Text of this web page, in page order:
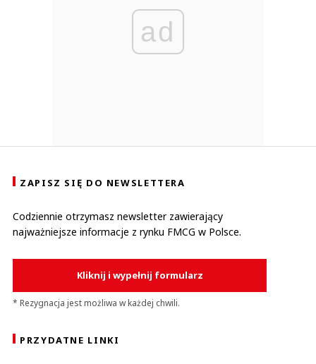
ad
ZAPISZ SIĘ DO NEWSLETTERA
Codziennie otrzymasz newsletter zawierający
najważniejsze informacje z rynku FMCG w Polsce.
Kliknij i wypełnij formularz
* Rezygnacja jest możliwa w każdej chwili.
PRZYDATNE LINKI